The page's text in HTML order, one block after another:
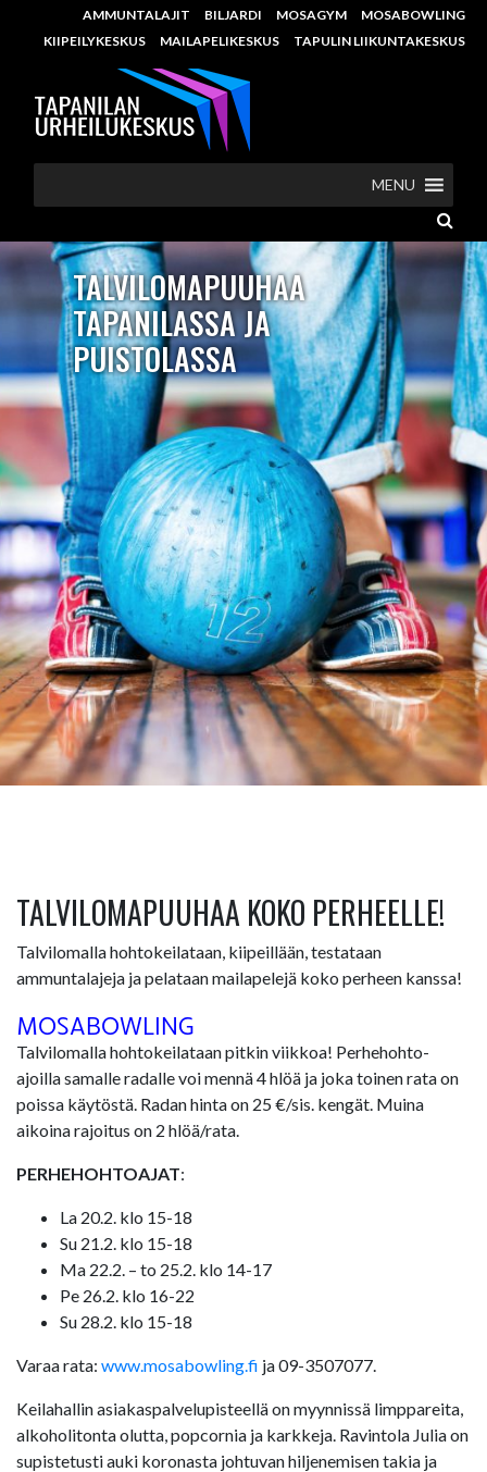
AMMUNTALAJIT BILJARDI MOSAGYM
MOSABOWLING
KIIPEILYKESKUS
MAILAPELIKESKUS TAPULIN LIIKUNTAKESKUS
MENU
TALVILOMAPUUHAA
TAPANILASSA JA
PUISTOLASSA
TALVILOMAPUUHAA KOKO PERHEELLE!
Talvilomalla hohtokeilataan, kiipeillään, testataan
ammuntalajeja ja pelataan mailapelejä koko perheen kanssa!
MOSABOWLING
Talvilomalla hohtokeilataan pitkin viikkoa! Perhehohto-
ajoilla samalle radalle voi mennä 4 hlöä ja joka toinen rata on
poissa käytöstä. Radan hinta on 25 €/sis. kengät. Muina
aikoina rajoitus on 2 hlöä/rata.
PERHEHOHTOAJAT:
La 20.2. klo 15-18
Su 21.2. klo 15-18
Ma 22.2. – to 25.2. klo 14-17
Pe 26.2. klo 16-22
Su 28.2. klo 15-18
Varaa rata: www.mosabowling.fi ja 09-3507077.
Keilahallin asiakaspalvelupisteellä on myynnissä limppareita,
alkoholitonta olutta, popcornia ja karkkeja. Ravintola Julia on
supistetusti auki koronasta johtuvan hiljenemisen takia ja